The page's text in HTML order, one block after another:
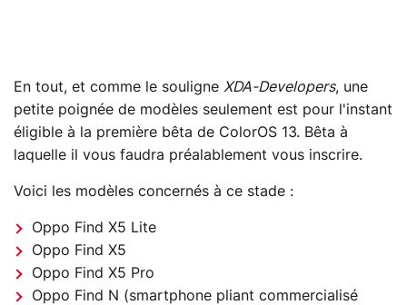
En tout, et comme le souligne XDA-Developers, une
petite poignée de modèles seulement est pour l'instant
éligible à la première bêta de ColorOS 13. Bêta à
laquelle il vous faudra préalablement vous inscrire.
Voici les modèles concernés à ce stade :
Oppo Find X5 Lite
Oppo Find X5
Oppo Find X5 Pro
Oppo Find N (smartphone pliant commercialisé